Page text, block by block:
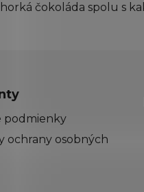
čokoláda spolu s
podmienky
ochrany osobných